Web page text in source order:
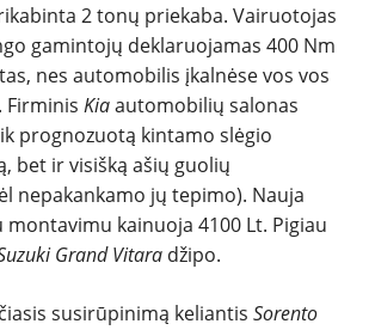
2 tonų priekaba. Vairuotojas
gamintojų deklaruojamas 400 Nm
nes automobilis įkalnėse vos vos
Firminis Kiaautomobilių salonas
prognozuotą kintamo slėgio
bet ir visišką ašių guolių
nepakankamo jų tepimo). Nauja
kainuoja 4100 Lt. Pigiau
Grand Vitara džipo.
susirūpinimą keliantis Sorento